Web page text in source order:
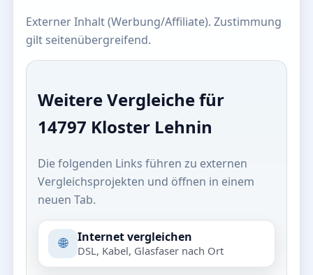
Externer Inhalt (Werbung/Affiliate). Zustimmung
gilt seitenübergreifend.
Weitere Vergleiche für
14797 Kloster Lehnin
Die folgenden Links führen zu externen
Vergleichsprojekten und öffnen in einem
neuen Tab.
🌐 Internet vergleichen
DSL, Kabel, Glasfaser nach Ort